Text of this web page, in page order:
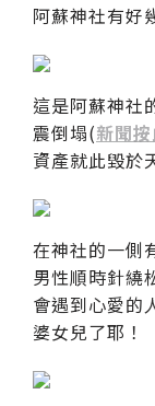
阿蘇神社有好
這是阿蘇神社
震倒塌(新聞
資產就此毀於
在神社的一側
男性順時針繞
會遇到心愛的
婆女兒了耶！